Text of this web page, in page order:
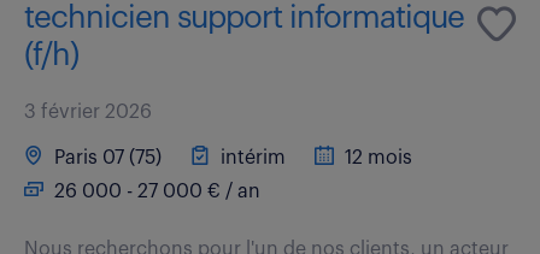
technicien support informatique
(f/h)
3 février 2026
Paris 07 (75) intérim
12 mois
26 000 - 27 000 € / an
Nous recherchons pour l'un de nos clients, un acteur